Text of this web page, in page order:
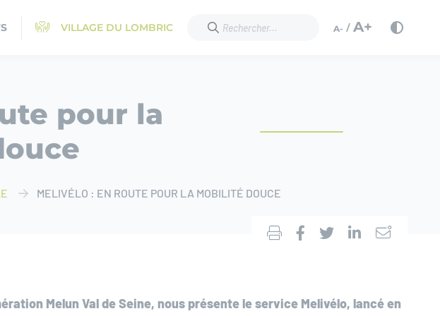
VILLAGE DU LOMBRIC A- /A+
pour la
MELIVÉLO : EN ROUTE POUR LA MOBILITÉ DOUCE
Melun Val de Seine, nous présente le service Melivélo, lancé en